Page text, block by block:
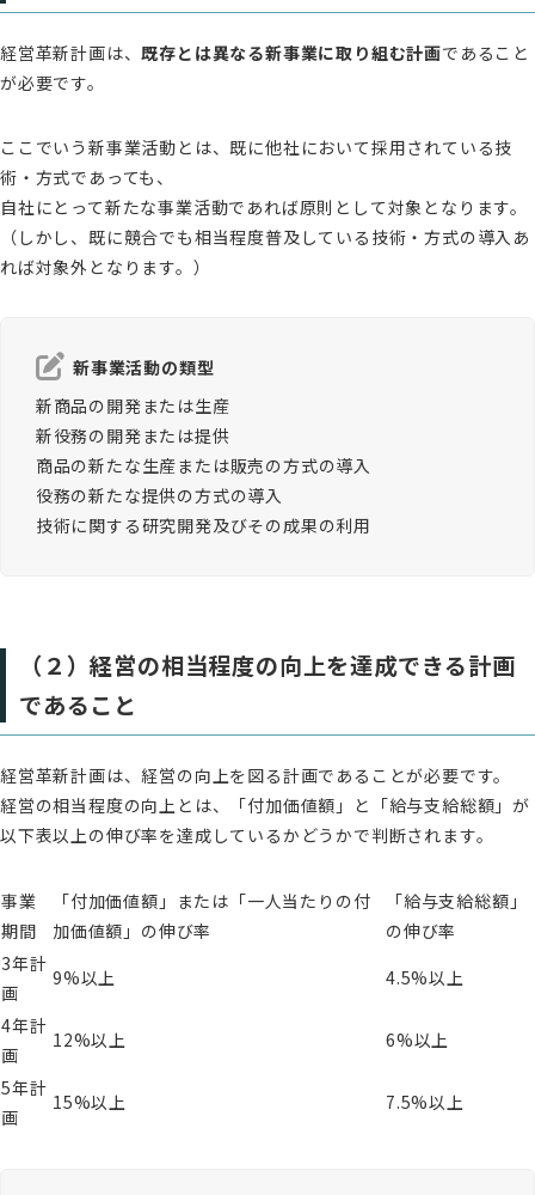
経営革新計画は、既存とは異なる新事業に取り組む計画であること
が必要です。
ここでいう新事業活動とは、既に他社において採用されている技
術・方式であっても、
自社にとって新たな事業活動であれば原則として対象となります。
（しかし、既に競合でも相当程度普及している技術・方式の導入あ
れば対象外となります。）
新事業活動の類型
新商品の開発または生産
新役務の開発または提供
商品の新たな生産または販売の方式の導入
役務の新たな提供の方式の導入
技術に関する研究開発及びその成果の利用
（２）経営の相当程度の向上を達成できる計画
であること
経営革新計画は、経営の向上を図る計画であることが必要です。
経営の相当程度の向上とは、「付加価値額」と「給与支給総額」が
以下表以上の伸び率を達成しているかどうかで判断されます。
事業
期間
「付加価値額」または「一人当たりの付
加価値額」の伸び率
「給与支給総額」
の伸び率
3年計
画
9%以上
4.5%以上
4年計
画
12%以上
6%以上
5年計
画
15%以上 7.5%以上